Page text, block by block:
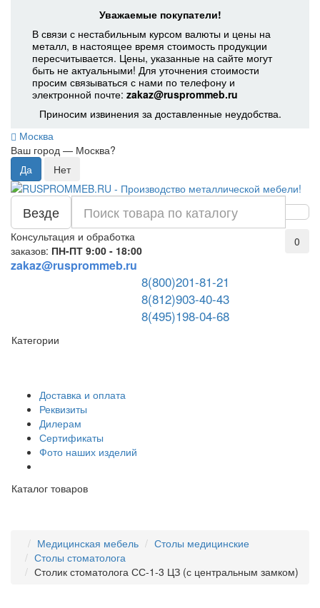
Уважаемые покупатели!
В связи с нестабильным курсом валюты и цены на
металл, в настоящее время стоимость продукции
пересчитывается. Цены, указанные на сайте могут
быть не актуальными! Для уточнения стоимости
просим связываться с нами по телефону и
электронной почте: zakaz@rusprommeb.ru
Приносим извинения за доставленные неудобства.
Москва
Ваш город — Москва?
Везде
Консультация и обработка
заказов: ПН-ПТ 9:00 - 18:00
zakaz@rusprommeb.ru
8(800)201-81-21
8(812)903-40-43
8(495)198-04-68
0
Категории
Доставка и оплата
Реквизиты
Дилерам
Сертификаты
Фото наших изделий
Каталог товаров
Медицинская мебель
Столы медицинские
Столы стоматолога
Столик стоматолога СС-1-3 ЦЗ (с центральным замком)